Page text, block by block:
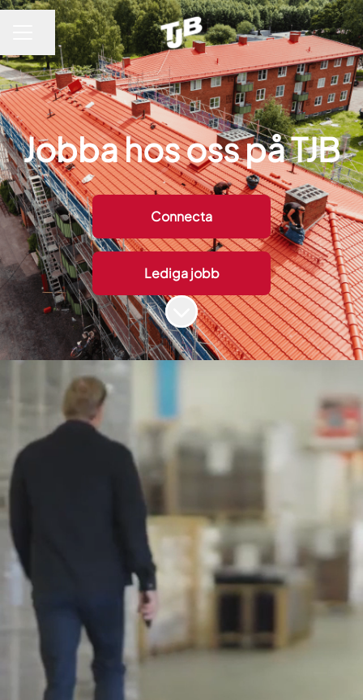
KARRIÄRMENY
Dela sidan
Jobba hos oss på TJB
Connecta
Lediga jobb
Skrolla för mer innehåll
Tillsammans skapar vi
en bättre takaffär
Vi vill vara den nytäknande och
kompetenta affärspartnern inom tak. För
att verkligen kunna erbjuda en bättre
takaffär ser vi till att alltid anstränga oss
lite mer, förenkla lite till och aldrig tappa
fokus på hållbarhet för människor, miljö
och affärer.